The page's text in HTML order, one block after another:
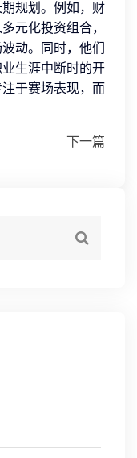
规划。例如，财
元化投资组合，
动。同时，他们
生涯中断时的开
于赛场表现，而
下一篇